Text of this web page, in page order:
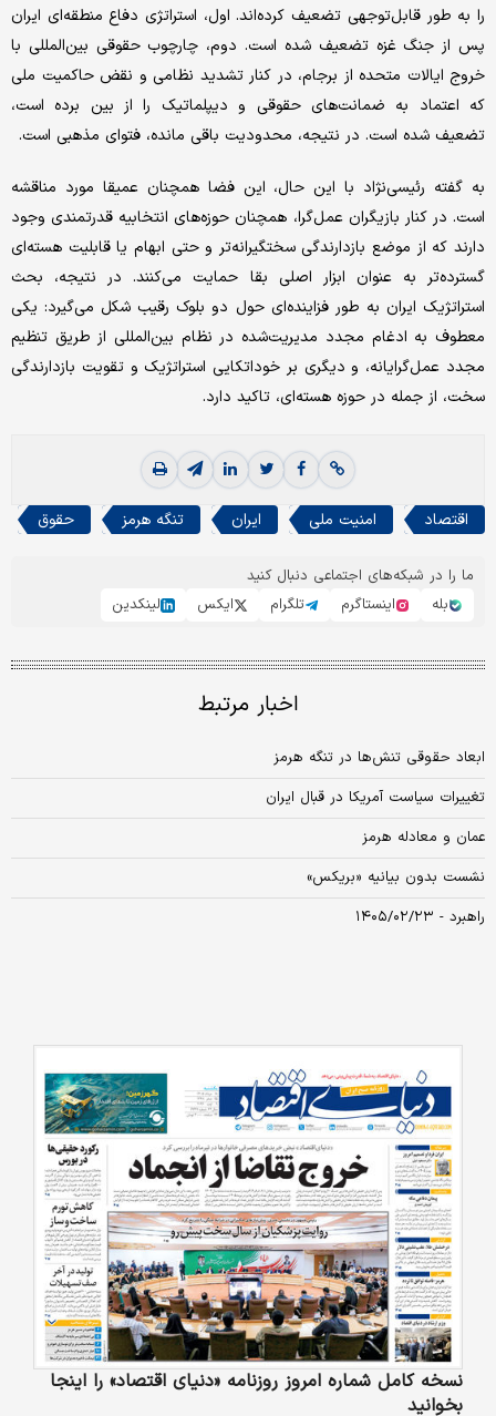
را به طور قابل‌توجهی تضعیف کرده‌اند. اول، استراتژی دفاع منطقه‌ای ایران
پس از جنگ غزه تضعیف شده است. دوم، چارچوب حقوقی بین‌المللی با
خروج ایالات متحده از برجام، در کنار تشدید نظامی و نقض حاکمیت ملی
که اعتماد به ضمانت‌های حقوقی و دیپلماتیک را از بین برده است،
تضعیف شده است. در نتیجه، محدودیت باقی مانده، فتوای مذهبی است.
به گفته رئیسی‌نژاد با این حال، این فضا همچنان عمیقا مورد مناقشه
است. در کنار بازیگران عمل‌گرا، همچنان حوزه‌های انتخابیه قدرتمندی وجود
دارند که از موضع بازدارندگی سختگیرانه‌تر و حتی ابهام یا قابلیت هسته‌ای
گسترده‌تر به عنوان ابزار اصلی بقا حمایت می‌کنند. در نتیجه، بحث
استراتژیک ایران به طور فزاینده‌ای حول دو بلوک رقیب شکل می‌گیرد: یکی
معطوف به ادغام مجدد مدیریت‌شده در نظام بین‌المللی از طریق تنظیم
مجدد عمل‌گرایانه، و دیگری بر خوداتکایی استراتژیک و تقویت بازدارندگی
سخت، از جمله در حوزه هسته‌ای، تاکید دارد.
اقتصاد امنیت ملی ایران تنگه هرمز حقوق
ما را در شبکه‌های اجتماعی دنبال کنید
بله
اینستاگرم تلگرام ایکس لینکدین
اخبار مرتبط
ابعاد حقوقی تنش‌ها در تنگه هرمز
تغییرات سیاست آمریکا در قبال ایران
عمان و معادله هرمز
نشست بدون بیانیه «بریکس»
راهبرد - ۱۴۰۵/۰۲/۲۳
نسخه کامل شماره امروز روزنامه «دنیای‌ اقتصاد» را اینجا
بخوانید